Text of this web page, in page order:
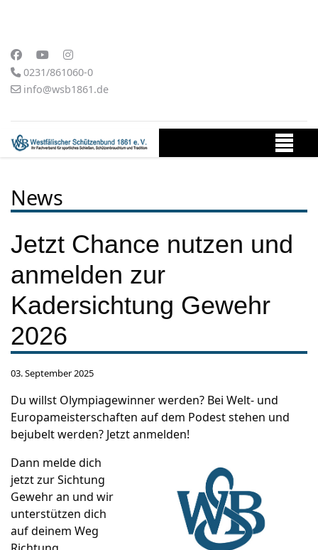
0231/861060-0
info@wsb1861.de
News
Jetzt Chance nutzen und
anmelden zur
Kadersichtung Gewehr
2026
03. September 2025
Du willst Olympiagewinner werden? Bei Welt- und
Europameisterschaften auf dem Podest stehen und
bejubelt werden? Jetzt anmelden!
Dann melde dich
jetzt zur Sichtung
Gewehr an und wir
unterstützen dich
auf deinem Weg